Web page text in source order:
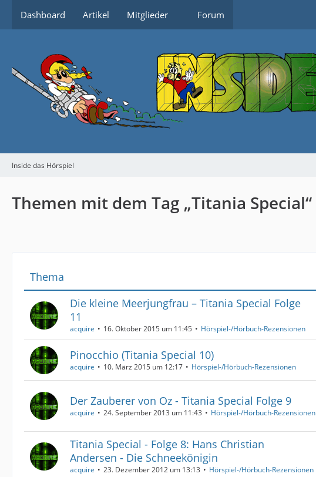
Dashboard Artikel Mitglieder Forum
Inside das Hörspiel
Themen mit dem Tag „Titania Special“
Thema
Die kleine Meerjungfrau – Titania Special Folge
11
acquire 16. Oktober 2015 um 11:45 Hörspiel-/Hörbuch-Rezensionen
Pinocchio (Titania Special 10)
acquire 10. März 2015 um 12:17 Hörspiel-/Hörbuch-Rezensionen
Der Zauberer von Oz - Titania Special Folge 9
acquire 24. September 2013 um 11:43 Hörspiel-/Hörbuch-Rezensionen
Titania Special - Folge 8: Hans Christian
Andersen - Die Schneekönigin
acquire 23. Dezember 2012 um 13:13 Hörspiel-/Hörbuch-Rezensionen